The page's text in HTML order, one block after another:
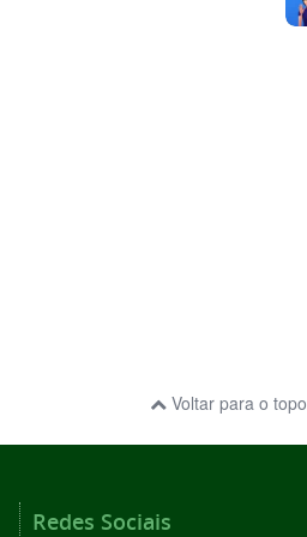
Voltar para o topo
Redes Sociais